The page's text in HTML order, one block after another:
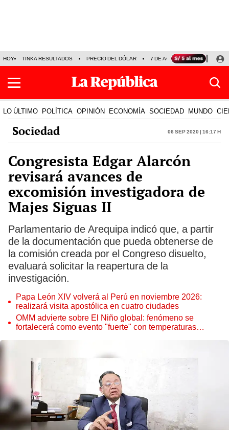
HOY TINKA RESULTADOS PRECIO DEL DÓLAR 7 DE AGOSTO OLLANTA
LO ÚLTIMO POLÍTICA OPINIÓN ECONOMÍA SOCIEDAD MUNDO
Sociedad 06 Sep 2020 | 16:17 h
Congresista Edgar Alarcón
revisará avances de
excomisión investigadora de
Majes Siguas II
Parlamentario de Arequipa indicó que, a partir
de la documentación que pueda obtenerse de
la comisión creada por el Congreso disuelto,
evaluará solicitar la reapertura de la
investigación.
Papa León XIV volverá al Perú en noviembre 2026:
realizará visita apostólica en cuatro ciudades
OMM advierte sobre El Niño global: fenómeno se
fortalecerá como evento "fuerte" con temperaturas